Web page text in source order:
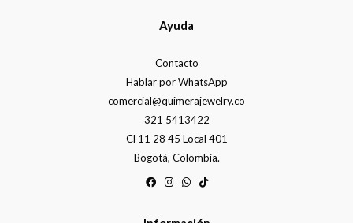
Ayuda
Contacto
Hablar por WhatsApp
comercial@quimerajewelry.co
321 5413422
Cl 11 28 45 Local 401
Bogotá, Colombia.